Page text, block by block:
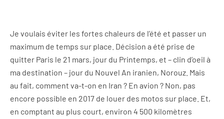
Je voulais éviter les fortes chaleurs de l’été et passer un
maximum de temps sur place. Décision a été prise de
quitter Paris le 21 mars, jour du Printemps, et – clin d’oeil à
ma destination – jour du Nouvel An iranien, Norouz. Mais
au fait, comment va-t-on en Iran ? En avion ? Non, pas
encore possible en 2017 de louer des motos sur place. Et,
en comptant au plus court, environ 4 500 kilomètres